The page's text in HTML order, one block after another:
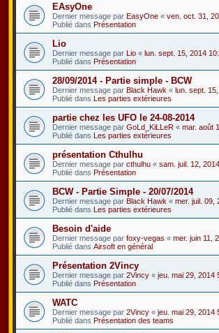
EAsyOne
Dernier message par EasyOne « ven. oct. 31,
Publié dans Présentation
Lio
Dernier message par Lio « lun. sept. 15, 2014
Publié dans Présentation
28/09/2014 - Partie simple - BCW
Dernier message par Black Hawk « lun. sept.
Publié dans Les parties extérieures
partie chez les UFO le 24-08-2014
Dernier message par GoLd_KiLLeR « mar. août
Publié dans Les parties extérieures
présentation Cthulhu
Dernier message par cthulhu « sam. juil. 12,
Publié dans Présentation
BCW - Partie Simple - 20/07/2014
Dernier message par Black Hawk « mer. juil. 09,
Publié dans Les parties extérieures
Besoin d'aide
Dernier message par foxy-vegas « mer. juin 11,
Publié dans Airsoft en général
Présentation 2Vincy
Dernier message par 2Vincy « jeu. mai 29, 2014
Publié dans Présentation
WATC
Dernier message par 2Vincy « jeu. mai 29, 2014
Publié dans Présentation des teams